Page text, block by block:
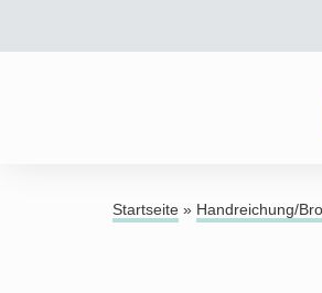
Startseite » Handreichung/